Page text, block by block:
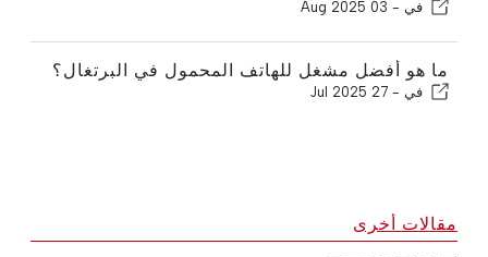
في - 03 Aug 2025
ما هو أفضل مشغل للهاتف المحمول في البرتغال؟
في - 27 Jul 2025
مقالات أخرى